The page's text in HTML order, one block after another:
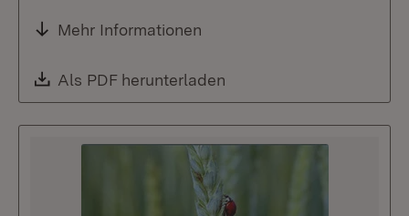
Mehr Informationen
Download:
Als PDF herunterladen